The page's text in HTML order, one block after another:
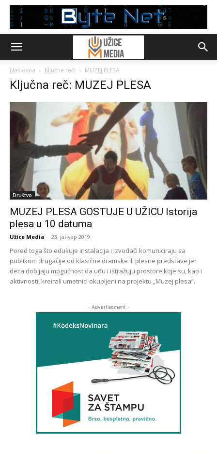
Naslovna Ključne reči MUZEJ PLESA
Ključna reč: MUZEJ PLESA
Društvo
MUZEJ PLESA GOSTUJE U UŽICU Istorija
plesa u 10 datuma
Užice Media - 23. јануар 2019.
Pored toga što edukuje instalacija i izvođači komuniciraju sa
publikom drugačije od klasične dramske ili plesne predstave jer
deca dobijaju mogućnost da uđu i istražuju prostore koje su, kao i
aktivnosti, kreirali umetnici okupljeni na projektu „Muzej plesa“.
- Advertisement -